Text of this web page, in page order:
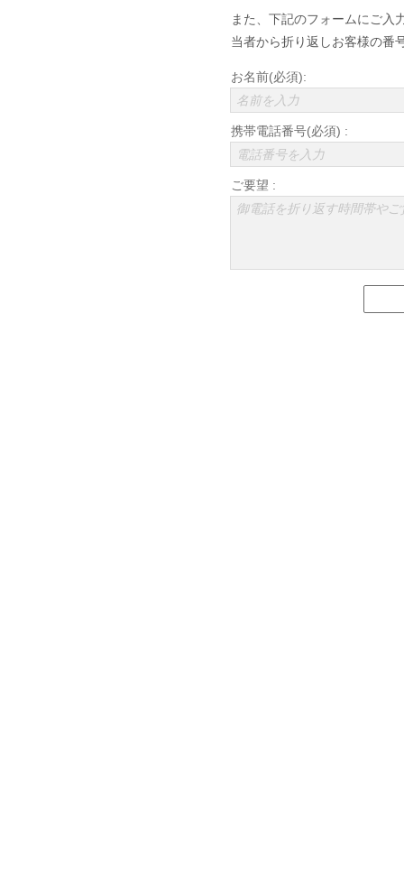
また、下記のフォームにご入
当者から折り返しお客様の番
お名前(必須):
名前を入力
ご要望 :
御電話を折り返す時間帯や
携帯電話番号(必須) :
電話番号を入力